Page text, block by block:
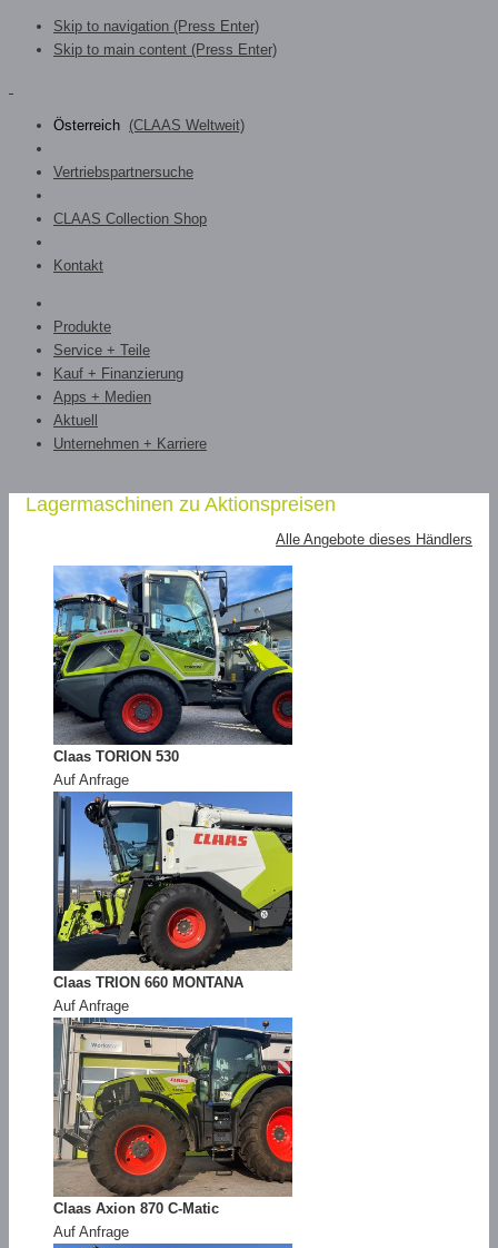
Skip to navigation (Press Enter)
Skip to main content (Press Enter)
Österreich (CLAAS Weltweit)
Vertriebspartnersuche
CLAAS Collection Shop
Kontakt
Produkte
Service + Teile
Kauf + Finanzierung
Apps + Medien
Aktuell
Unternehmen + Karriere
Lagermaschinen zu Aktionspreisen
Alle Angebote dieses Händlers
Claas TORION 530
Auf Anfrage
Claas TRION 660 MONTANA
Auf Anfrage
Claas Axion 870 C-Matic
Auf Anfrage